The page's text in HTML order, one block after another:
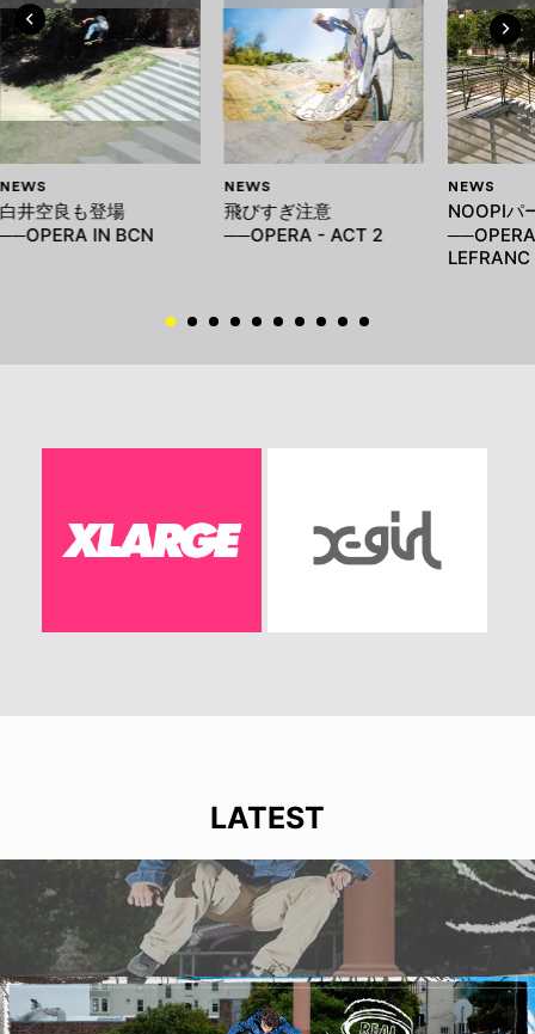
NEWS
白井空良も登場
──OPERA IN BCN
NEWS
飛びすぎ注意
──OPERA - ACT 2
NEWS
NOOPIパ
LEFRANC
LATEST